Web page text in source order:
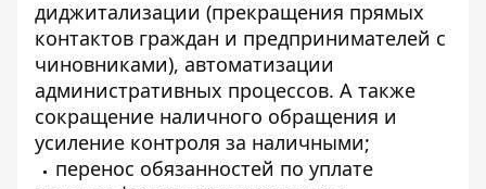
диджитализации (прекращения прямых
контактов граждан и предпринимателей с
чиновниками), автоматизации
административных процессов. А также
сокращение наличного обращения и
усиление контроля за наличными;
перенос обязанностей по уплате